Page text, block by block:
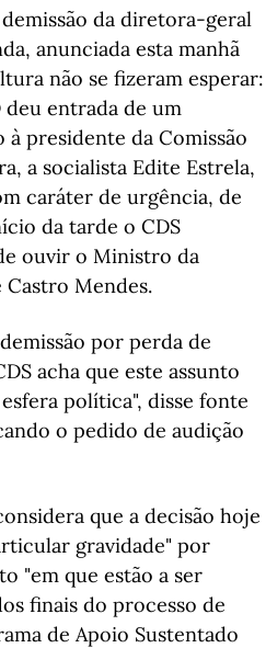
da diretora-geral
anunciada esta manhã
não se fizeram esperar:
deu entrada de um
presidente da Comissão
a socialista Edite Estrela,
caráter de urgência, de
da tarde o CDS
ouvir o Ministro da
Mendes.
por perda de
acha que este assunto
política", disse fonte
o pedido de audição
que a decisão hoje
gravidade" por
"em que estão a ser
finais do processo de
de Apoio Sustentado